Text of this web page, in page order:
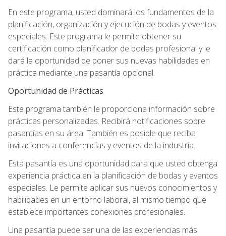
En este programa, usted dominará los fundamentos de la
planificación, organización y ejecución de bodas y eventos
especiales. Este programa le permite obtener su
certificación como planificador de bodas profesional y le
dará la oportunidad de poner sus nuevas habilidades en
práctica mediante una pasantía opcional.
Oportunidad de Prácticas
Este programa también le proporciona información sobre
prácticas personalizadas. Recibirá notificaciones sobre
pasantías en su área. También es posible que reciba
invitaciones a conferencias y eventos de la industria.
Esta pasantía es una oportunidad para que usted obtenga
experiencia práctica en la planificación de bodas y eventos
especiales. Le permite aplicar sus nuevos conocimientos y
habilidades en un entorno laboral, al mismo tiempo que
establece importantes conexiones profesionales.
Una pasantía puede ser una de las experiencias más